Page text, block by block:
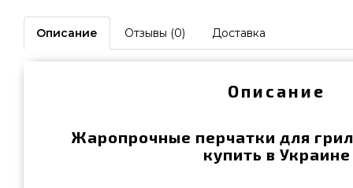
Описание Отзывы (0) Доставка
Описание
Жаропрочные перчатки для
купить в Украине